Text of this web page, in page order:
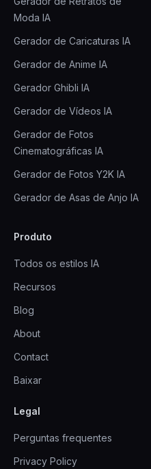
Moda IA
Gerador de Caricaturas IA
Gerador de Anime IA
Gerador Ghibli IA
Gerador de Vídeos IA
Gerador de Fotos
Cinematográficas IA
Gerador de Fotos Y2K IA
Gerador de Asas de Anjo IA
Produto
Todos os estilos IA
Recursos
Blog
About
Contact
Baixar
Legal
Perguntas frequentes
Privacy Policy